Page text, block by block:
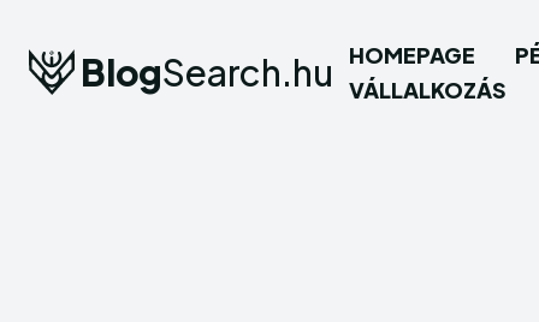
BlogSearch.hu HOMEPAGE
VÁLLALKOZÁS